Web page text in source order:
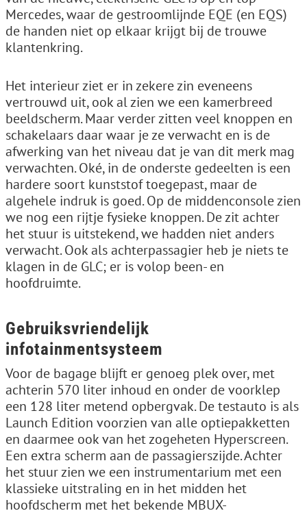
Mercedes, waar de gestroomlijnde EQE (en EQS)
de handen niet op elkaar krijgt bij de trouwe
klantenkring.
Het interieur ziet er in zekere zin eveneens
vertrouwd uit, ook al zien we een kamerbreed
beeldscherm. Maar verder zitten veel knoppen en
schakelaars daar waar je ze verwacht en is de
afwerking van het niveau dat je van dit merk mag
verwachten. Oké, in de onderste gedeelten is een
hardere soort kunststof toegepast, maar de
algehele indruk is goed. Op de middenconsole zien
we nog een rijtje fysieke knoppen. De zit achter
het stuur is uitstekend, we hadden niet anders
verwacht. Ook als achterpassagier heb je niets te
klagen in de GLC; er is volop been- en
hoofdruimte.
Gebruiksvriendelijk
infotainmentsysteem
Voor de bagage blijft er genoeg plek over, met
achterin 570 liter inhoud en onder de voorklep
een 128 liter metend opbergvak. De testauto is als
Launch Edition voorzien van alle optiepakketten
en daarmee ook van het zogeheten Hyperscreen.
Een extra scherm aan de passagierszijde. Achter
het stuur zien we een instrumentarium met een
klassieke uitstraling en in het midden het
hoofdscherm met het bekende MBUX-